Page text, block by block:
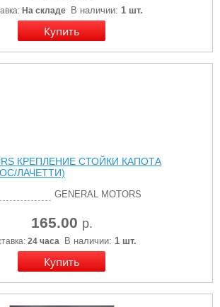
На складе В наличии: 1 шт.
КРЕПЛЕНИЕ СТОЙКИ КАПОТА
ЛАЧЕТТИ)
GENERAL MOTORS
165.00 р.
24 часа В наличии: 1 шт.